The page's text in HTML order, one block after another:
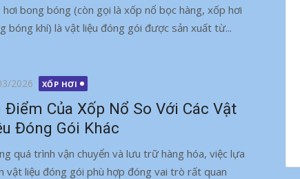
hơi bong bóng (còn gọi là xốp nổ bọc hàng, xốp hơi
bóng khí) là vật liệu đóng gói được sản xuất từ...
2026 XỐP HƠI
Điểm Của Xốp Nổ So Với Các Vật
Đóng Gói Khác
quá trình vận chuyển và lưu trữ hàng hóa, việc lựa
vật liệu đóng gói phù hợp đóng vai trò rất quan